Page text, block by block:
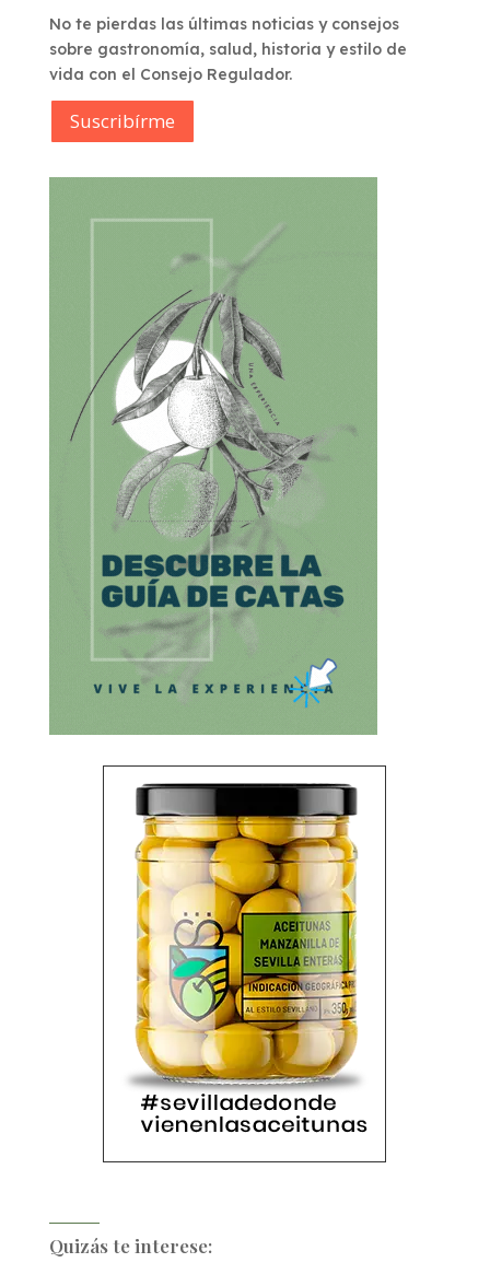
No te pierdas las últimas noticias y consejos
sobre gastronomía, salud, historia y estilo de
vida con el Consejo Regulador.
Suscribírme
Quizás te interese: